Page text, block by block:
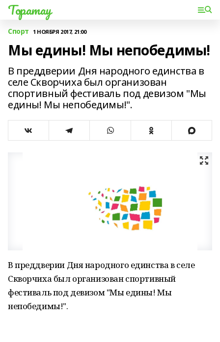
Торатау
Спорт 1 НОЯБРЯ 2017, 21:00
Мы едины! Мы непобедимы!
В преддверии Дня народного единства в
селе Скворчиха был организован
спортивный фестиваль под девизом "Мы
едины! Мы непобедимы!".
В преддверии Дня народного единства в селе
Скворчиха был организован спортивный
фестиваль под девизом "Мы едины! Мы
непобедимы!".